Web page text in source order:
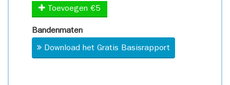
Toevoegen €5
Bandenmaten
Download het Gratis Basisrapport